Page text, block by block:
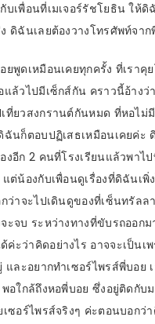
บเพื่อนที่เมเจอร์รัชโยธิน ให้
ดิฉันเลยต้องวางโทรศัพท์จาก
ยพูดเหมือนเคยทุกครั้ง ที่เราคุ
แล้วไปมีเซ็กส์กัน คราวนี้อ้างว่
ที่ยวสงกรานต์กันหมด ที่หอไม่
ฉันก็ตอบปฏิเสธเหมือนเคยค่ะ
งอีก 2 คนที่โรงเรียนแล้วพาไ
แต่น้องกับเพื่อนดูเรื่องที่ดิฉันเ
ว่าจะไปเดินดูของที่เซ็นทรัลล
ะจบ ระหว่างทางที่ขับรถออกม
ค่ะว่าคิดอย่างไร อาจจะเป็นเ
และอยากทำเซอร์ไพรส์พี่บอย
พอใกล้ถึงหอพี่บอย ซึ่งอยู่ติดกับ
ซอร์ไพรส์จริงๆ ค่ะตอนบอกว่